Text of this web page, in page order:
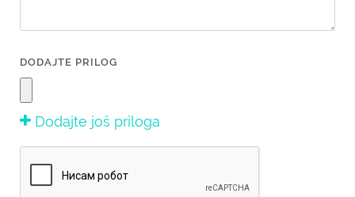
DODAJTE PRILOG
Dodajte još priloga